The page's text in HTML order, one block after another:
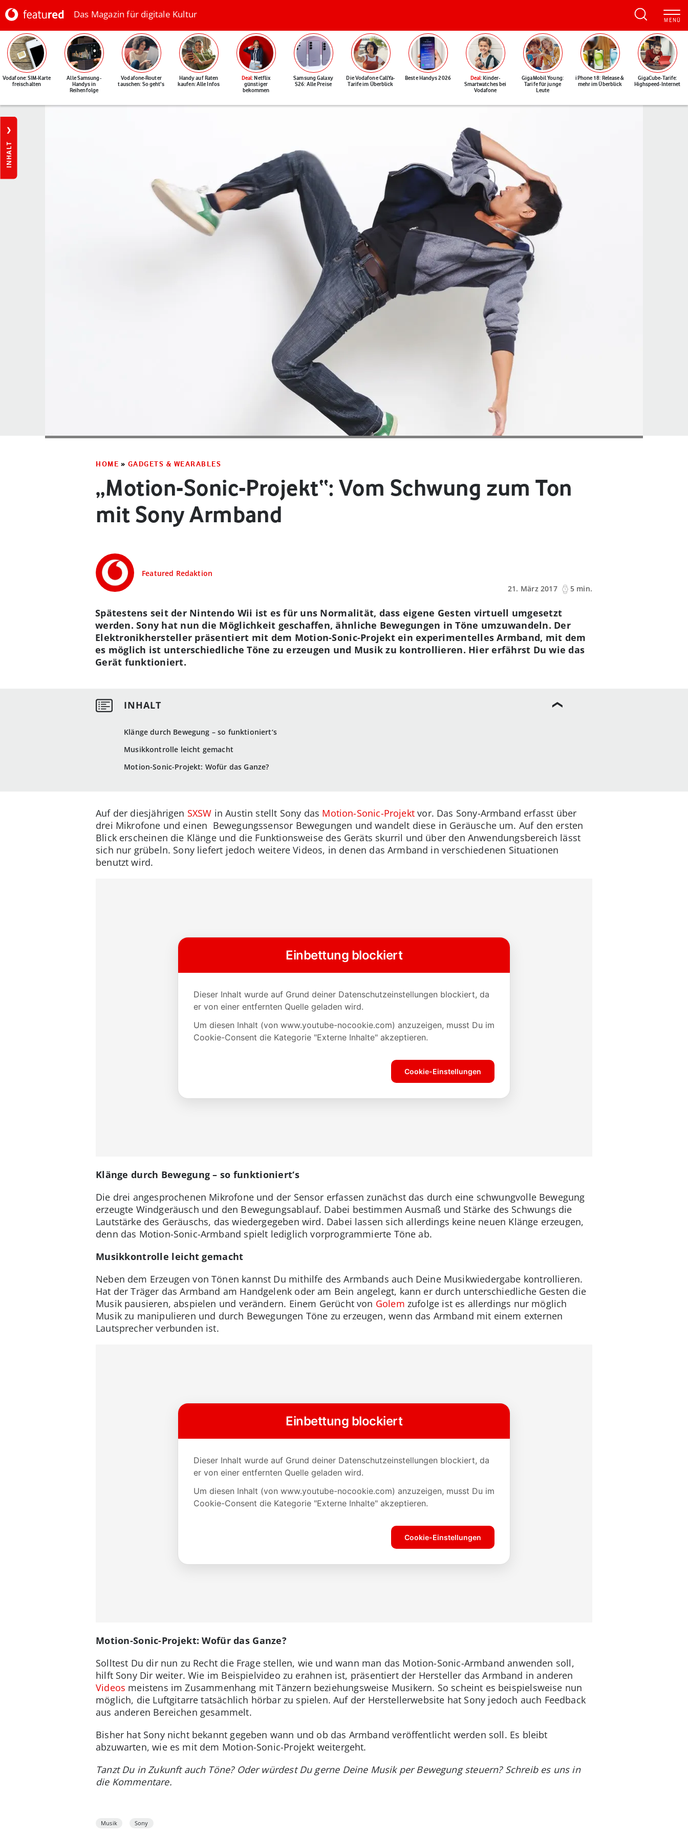
Das Magazin für digitale Kultur
Vodafone: SIM-Karte
freischalten
Alle Samsung-
Handys in
Reihenfolge
Vodafone-Router
tauschen: So geht's
Handy auf Raten
kaufen: Alle Infos
Deal: Netflix
günstiger
bekommen
Samsung Galaxy
S26: Alle Preise
Die Vodafone CallYa-
Tarife im Überblick
Beste Handys 2026 Deal: Kinder-
Smartwatches bei
Vodafone
GigaMobil Young:
Tarife für junge
Leute
iPhone 18: Release &
mehr im Überblick
GigaCube-Tarife:
Highspeed-Internet
INHALT
HOME » GADGETS & WEARABLES
„Motion-Sonic-Projekt“: Vom Schwung zum Ton
mit Sony Armband
Featured Redaktion
21. März 2017
5 min.
Klänge durch Bewegung – so funktioniert‘s
Musikkontrolle leicht gemacht
Motion-Sonic-Projekt: Wofür das Ganze?
Spätestens seit der Nintendo Wii ist es für uns Normalität, dass eigene Gesten virtuell umgesetzt
werden. Sony hat nun die Möglichkeit geschaffen, ähnliche Bewegungen in Töne umzuwandeln. Der
Elektronikhersteller präsentiert mit dem Motion-Sonic-Projekt ein experimentelles Armband, mit dem
es möglich ist unterschiedliche Töne zu erzeugen und Musik zu kontrollieren. Hier erfährst Du wie das
Gerät funktioniert.
Auf der diesjährigen SXSW in Austin stellt Sony das Motion-Sonic-Projekt vor. Das Sony-Armband erfasst über
drei Mikrofone und einen Bewegungssensor Bewegungen und wandelt diese in Geräusche um. Auf den ersten
Blick erscheinen die Klänge und die Funktionsweise des Geräts skurril und über den Anwendungsbereich lässt
sich nur grübeln. Sony liefert jedoch weitere Videos, in denen das Armband in verschiedenen Situationen
benutzt wird.
Klänge durch Bewegung – so funktioniert‘s
Die drei angesprochenen Mikrofone und der Sensor erfassen zunächst das durch eine schwungvolle Bewegung
erzeugte Windgeräusch und den Bewegungsablauf. Dabei bestimmen Ausmaß und Stärke des Schwungs die
Lautstärke des Geräuschs, das wiedergegeben wird. Dabei lassen sich allerdings keine neuen Klänge erzeugen,
denn das Motion-Sonic-Armband spielt lediglich vorprogrammierte Töne ab.
Musikkontrolle leicht gemacht
Neben dem Erzeugen von Tönen kannst Du mithilfe des Armbands auch Deine Musikwiedergabe kontrollieren.
Hat der Träger das Armband am Handgelenk oder am Bein angelegt, kann er durch unterschiedliche Gesten die
Musik pausieren, abspielen und verändern. Einem Gerücht von Golem zufolge ist es allerdings nur möglich
Musik zu manipulieren und durch Bewegungen Töne zu erzeugen, wenn das Armband mit einem externen
Lautsprecher verbunden ist.
Motion-Sonic-Projekt: Wofür das Ganze?
Solltest Du dir nun zu Recht die Frage stellen, wie und wann man das Motion-Sonic-Armband anwenden soll,
hilft Sony Dir weiter. Wie im Beispielvideo zu erahnen ist, präsentiert der Hersteller das Armband in anderen
Videos meistens im Zusammenhang mit Tänzern beziehungsweise Musikern. So scheint es beispielsweise nun
möglich, die Luftgitarre tatsächlich hörbar zu spielen. Auf der Herstellerwebsite hat Sony jedoch auch Feedback
aus anderen Bereichen gesammelt.
Bisher hat Sony nicht bekannt gegeben wann und ob das Armband veröffentlicht werden soll. Es bleibt
abzuwarten, wie es mit dem Motion-Sonic-Projekt weitergeht.
Tanzt Du in Zukunft auch Töne? Oder würdest Du gerne Deine Musik per Bewegung steuern? Schreib es uns in
die Kommentare.
Musik Sony